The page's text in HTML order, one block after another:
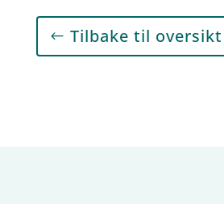
Tilbake til oversikt